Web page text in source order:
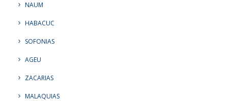
NAUM
HABACUC
SOFONIAS
AGEU
ZACARIAS
MALAQUIAS